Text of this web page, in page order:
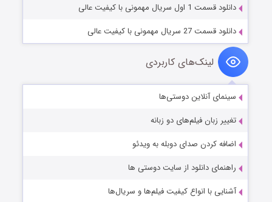
دانلود قسمت 1 اول سریال مهمونی با کیفیت عالی
دانلود قسمت 27 سریال مهمونی با کیفیت عالی
لینک‌های کاربردی
سینمای آنلاین دوستی‌ها
تغییر زبان فیلم‌های دو زبانه
اضافه کردن صدای دوبله به ویدئو
راهنمای دانلود از سایت دوستی ها
آشنایی با انواع کیفیت فیلم‌ها و سریال‌ها